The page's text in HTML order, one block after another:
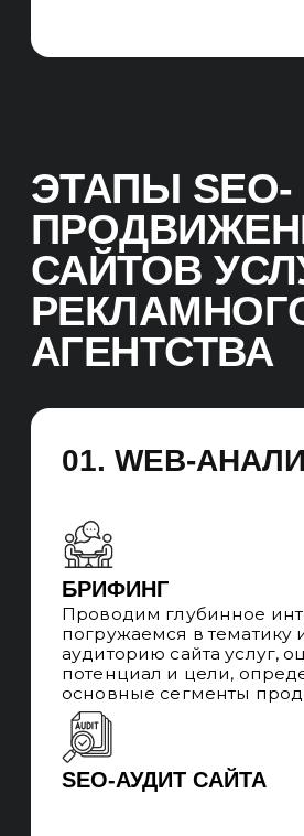
улучшения конверсии и
Четко формулируем уникальные
преимущества и особенности вашего
рекламного агентства, которые
отличают вас от конкурентов.
СКВОЗНАЯ АНАЛИТИКА
Настраиваем сквозную аналитику,
собираем информацию, с какого
канала пришёл лид и продажа.
Результат:
Провели исследование рынка, целевой
основные сегменты посетителей сайта
разрабатываем план на будущее:
устанавливаем правила подсчёта KPI,